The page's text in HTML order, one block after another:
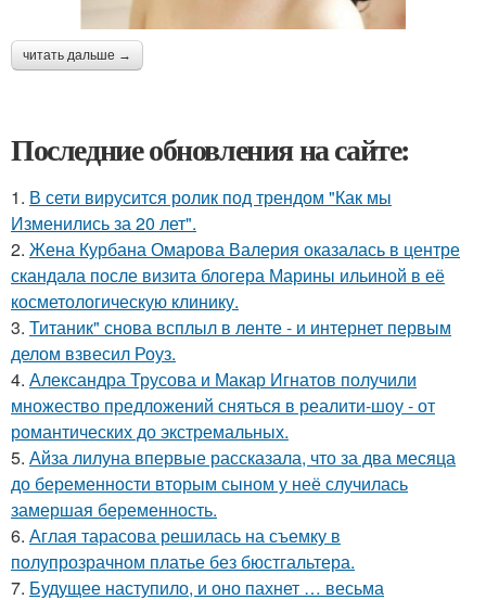
читать дальше →
Последние обновления на сайте:
1. В сети вирусится ролик под трендом "Как мы
Изменились за 20 лет".
2. Жена Курбана Омарова Валерия оказалась в центре
скандала после визита блогера Марины ильиной в её
косметологическую клинику.
3. Титаник" снова всплыл в ленте - и интернет первым
делом взвесил Роуз.
4. Александра Трусова и Макар Игнатов получили
множество предложений сняться в реалити-шоу - от
романтических до экстремальных.
5. Айза лилуна впервые рассказала, что за два месяца
до беременности вторым сыном у неё случилась
замершая беременность.
6. Аглая тарасова решилась на съемку в
полупрозрачном платье без бюстгальтера.
7. Будущее наступило, и оно пахнет … весьма